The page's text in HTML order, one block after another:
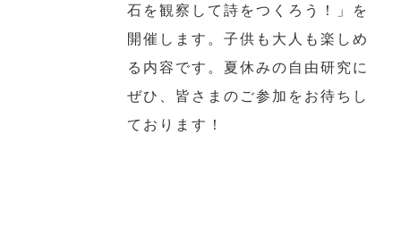
石を観察して詩をつくろう！」を
開催します。子供も大人も楽しめ
る内容です。夏休みの自由研究に
ぜひ、皆さまのご参加をお待ちし
ております！